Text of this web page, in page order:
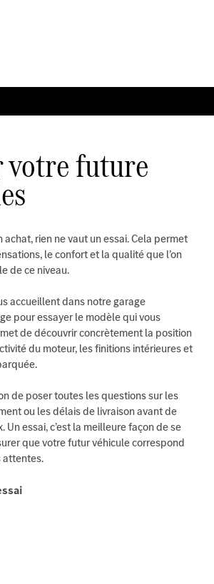
votre future
rien ne vaut un essai. Cela permet
le confort et la qualité que l’on
de ce niveau.
accueillent dans notre garage
pour essayer le modèle qui vous
de découvrir concrètement la position
du moteur, les finitions intérieures et
de poser toutes les questions sur les
ou les délais de livraison avant de
Un essai, c’est la meilleure façon de se
que votre futur véhicule correspond
attentes.